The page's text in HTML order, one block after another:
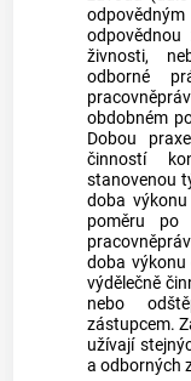
živnosti,
odborné
obdobném
Dobou praxe
činností
stanovenou
doba
poměru
doba
výdělečně
nebo
zástupcem.
užívají
a odborných